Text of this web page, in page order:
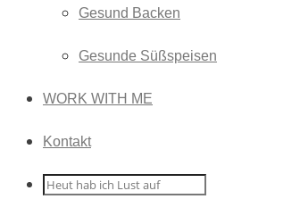
Gesund Backen
Gesunde Süßspeisen
WORK WITH ME
Kontakt